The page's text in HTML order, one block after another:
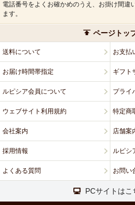
電話番号をよくお確かめのうえ、お掛け間違
ます。
ページトッ
送料について お支払
お届け時間帯指定 ギフト
ルピシア会員について プライ
ウェブサイト利用規約 特定商
会社案内 店舗案
採用情報 ルピシ
よくある質問 お問い
PCサイトはこ